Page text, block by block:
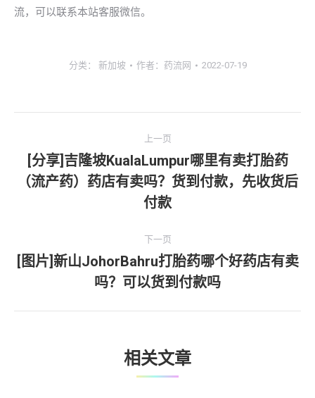
流，可以联系本站客服微信。
分类： 新加坡 作者： 药流网 2022-07-19
章
导
上一页
上
一
章：
[分享]吉隆坡KualaLumpur哪里有卖打胎药
（流产药）药店有卖吗？货到付款，先收货后
付款
下一页
下
一
文
[图片]新山JohorBahru打胎药哪个好药店有卖
吗？可以货到付款吗
相关文章